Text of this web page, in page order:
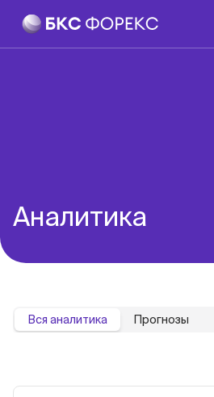
Аналитика
Вся аналитика Прогнозы